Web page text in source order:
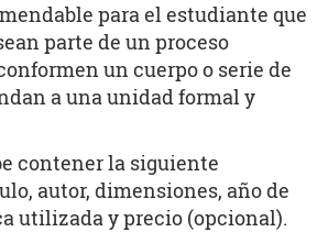
para el estudiante que
parte de un proceso
un cuerpo o serie de
a una unidad formal y
contener la siguiente
autor, dimensiones, año de
utilizada y precio (opcional).